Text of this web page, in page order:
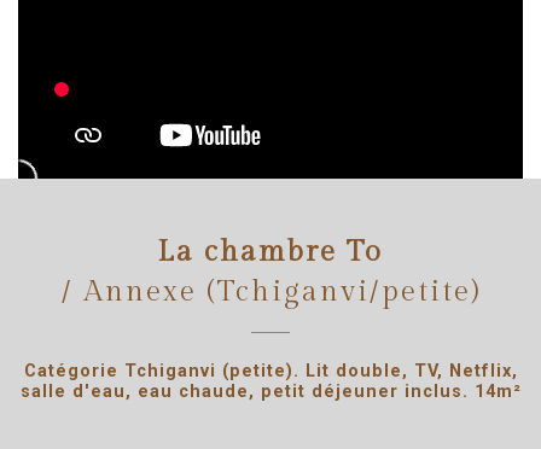
La chambre To
/ Annexe (Tchiganvi/petite)
Catégorie Tchiganvi (petite). Lit double, TV, Netflix,
salle d'eau, eau chaude, petit déjeuner inclus. 14m²